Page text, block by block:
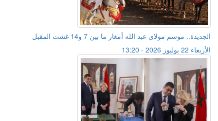
الجديدة.. موسم مولاي عبد الله أمغار ما بين 7 و14 غشت المقبل
الأربعاء 22 يوليوز 2026 - 13:20